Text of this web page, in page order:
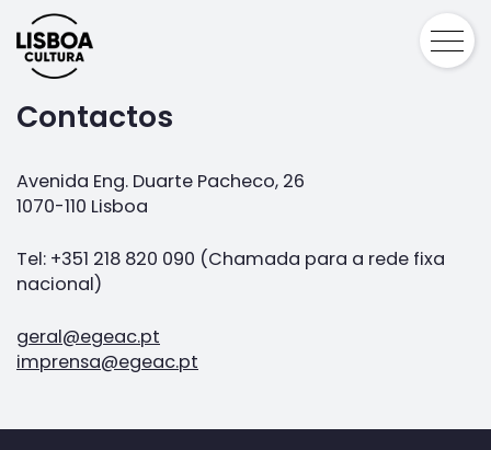
Contactos
Avenida Eng. Duarte Pacheco, 26
1070-110 Lisboa
Tel: +351 218 820 090 (Chamada para a rede fixa
nacional)
geral@egeac.pt
imprensa@egeac.pt